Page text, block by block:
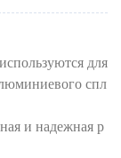
используются для
спл
и надежная р